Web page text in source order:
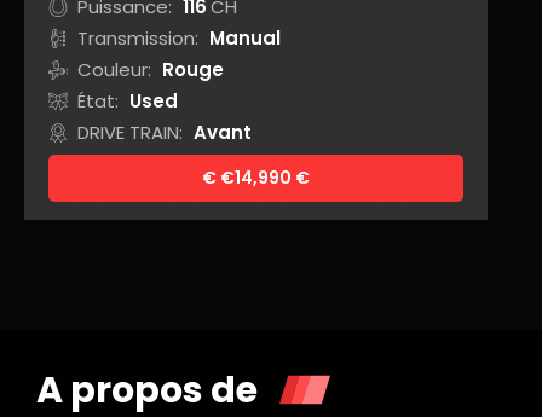
Puissance: 116CH
Transmission: Manual
Couleur: Rouge
État: Used
DRIVE TRAIN: Avant
€14,990 €
A propos de